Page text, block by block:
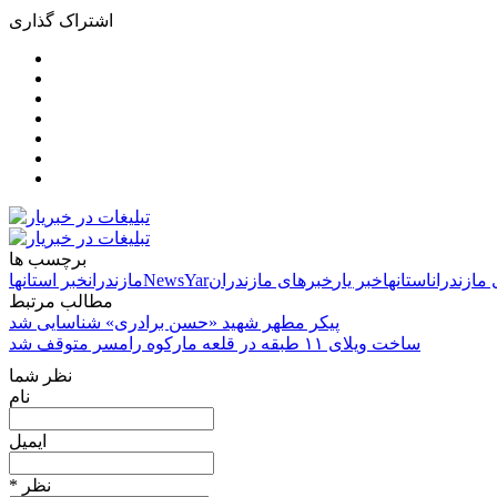
اشتراک گذاری
برچسب ها
مازندرانخبر استانها NewsYar استانهاخبر یار خبرهای مازندران
مطالب مرتبط
پیکر مطهر شهید «حسن برادری» شناسایی شد
ساخت ویلای ۱۱ طبقه در قلعه مارکوه رامسر متوقف شد
نظر شما
نام
ایمیل
* نظر